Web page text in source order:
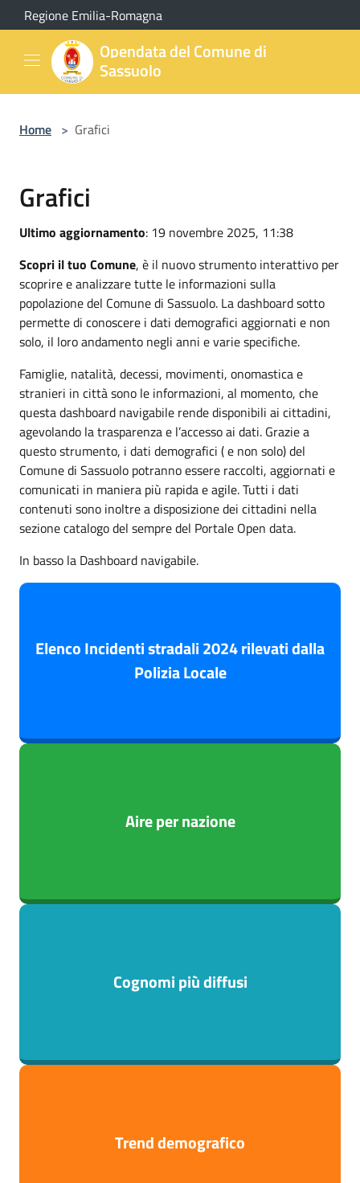
Salta al contenuto principale
Regione Emilia-Romagna
Opendata del Comune di
Sassuolo
Home > Grafici
Grafici
Ultimo aggiornamento: 19 novembre 2025, 11:38
Scopri il tuo Comune, è il nuovo strumento interattivo per
scoprire e analizzare tutte le informazioni sulla
popolazione del Comune di Sassuolo. La dashboard sotto
permette di conoscere i dati demografici aggiornati e non
solo, il loro andamento negli anni e varie specifiche.
Famiglie, natalità, decessi, movimenti, onomastica e
stranieri in città sono le informazioni, al momento, che
questa dashboard navigabile rende disponibili ai cittadini,
agevolando la trasparenza e l’accesso ai dati. Grazie a
questo strumento, i dati demografici ( e non solo) del
Comune di Sassuolo potranno essere raccolti, aggiornati e
comunicati in maniera più rapida e agile. Tutti i dati
contenuti sono inoltre a disposizione dei cittadini nella
sezione catalogo del sempre del Portale Open data.
In basso la Dashboard navigabile.
Elenco Incidenti stradali 2024 rilevati dalla
Polizia Locale
Aire per nazione
Cognomi più diffusi
Trend demografico